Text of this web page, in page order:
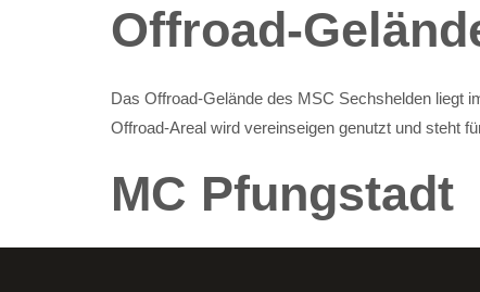
Offroad-
Das Offroad-Gelände des MSC Sechshelden liegt
Offroad-Areal wird vereinseigen genutzt und steht
MC Pfungstadt